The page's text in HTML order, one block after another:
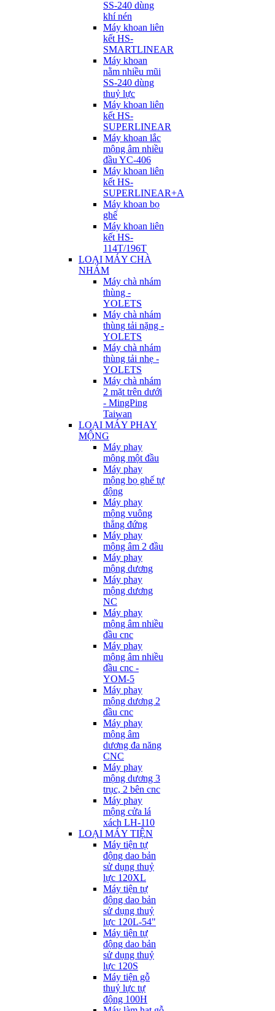
SS-240 dùng
khí nén
Máy khoan liên
kết HS-
SMARTLINEAR
Máy khoan
nằm nhiều mũi
SS-240 dùng
thuỷ lực
Máy khoan liên
kết HS-
SUPERLINEAR
Máy khoan lắc
mộng âm nhiều
đầu YC-406
Máy khoan liên
kết HS-
SUPERLINEAR+A
Máy khoan bọ
ghế
Máy khoan liên
kết HS-
114T/196T
LOẠI MÁY CHÀ
NHÁM
Máy chà nhám
thùng -
YOLETS
Máy chà nhám
thùng tải nặng -
YOLETS
Máy chà nhám
thùng tải nhẹ -
YOLETS
Máy chà nhám
2 mặt trên dưới
- MingPing
Taiwan
LOẠI MÁY PHAY
MỘNG
Máy phay
mộng một đầu
Máy phay
mộng bọ ghế tự
động
Máy phay
mộng vuông
thẳng đứng
Máy phay
mộng âm 2 đầu
Máy phay
mộng dương
Máy phay
mộng dương
NC
Máy phay
mộng âm nhiều
đầu cnc
Máy phay
mộng âm nhiều
đầu cnc -
YOM-5
Máy phay
mộng dương 2
đầu cnc
Máy phay
mộng âm
dương đa năng
CNC
Máy phay
mộng dương 3
trục, 2 bên cnc
Máy phay
mộng cửa lá
xách LH-110
LOẠI MÁY TIỆN
Máy tiện tự
động dao bản
sử dụng thuỷ
lực 120XL
Máy tiện tự
động dao bản
sử dụng thuỷ
lực 120L-54"
Máy tiện tự
động dao bản
sử dụng thuỷ
lực 120S
Máy tiện gỗ
thuỷ lực tự
động 100H